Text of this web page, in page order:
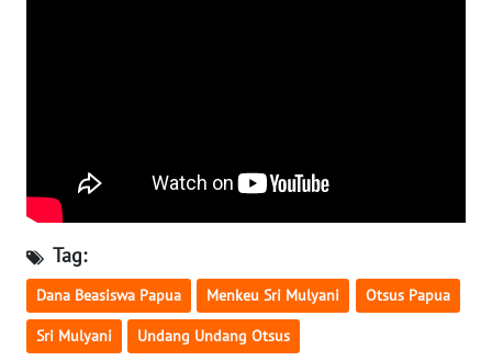
Tag:
Dana Beasiswa Papua Menkeu Sri Mulyani Otsus Papua
Sri Mulyani Undang Undang Otsus
NTB
WN
SULTENG
WN